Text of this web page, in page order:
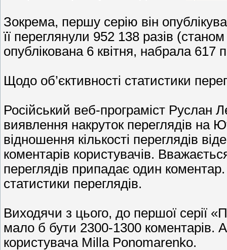
Зокрема, першу серію він
її переглянули 952 138 разів
опублікована 6 квітня, набрала 617
Щодо об’єктивності статистики
Російський веб-програміст Руслан
виявлення накруток переглядів на
відношення кількості переглядів
коментарів користувачів.
переглядів припадає один
статистики переглядів.
Виходячи з цього, до першої серії
мало б бути 2300-1300 коментарів.
користувача Milla Ponomarenko.